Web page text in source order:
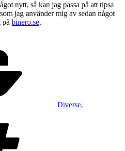
nytt, så kan jag passa på att tipsa
jag använder mig av sedan något
på binero.se.
Diverse,